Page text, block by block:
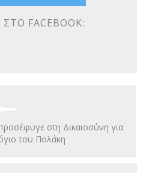
FACEBOOK:
στη Δικαιοσύνη για
του Πολάκη